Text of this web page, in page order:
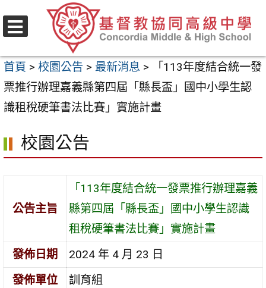
至
要
內
容
首頁 > 校園公告 > 最新消息 >
「113年度結合統一發
票推行辦理嘉義縣第四屆「縣長盃」國中小學生認
識租稅硬筆書法比賽」實施計畫
校園公告
公告主旨
「113年度結合統一發票推行辦理嘉義
縣第四屆「縣長盃」國中小學生認識
租稅硬筆書法比賽」實施計畫
發佈日期
2024 年 4 月 23 日
發佈單位
訓育組
選
單